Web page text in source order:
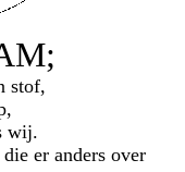
stof,
wij.
er anders over